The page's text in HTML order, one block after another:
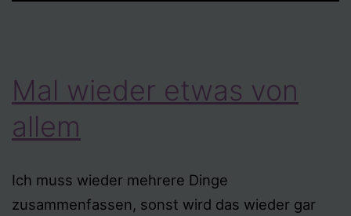
Mal wieder etwas von
allem
Ich muss wieder mehrere Dinge
zusammenfassen, sonst wird das wieder gar